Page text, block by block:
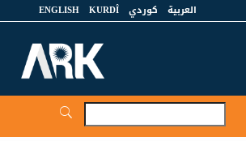
العربية كوردي KURDÎ
ENGLISH